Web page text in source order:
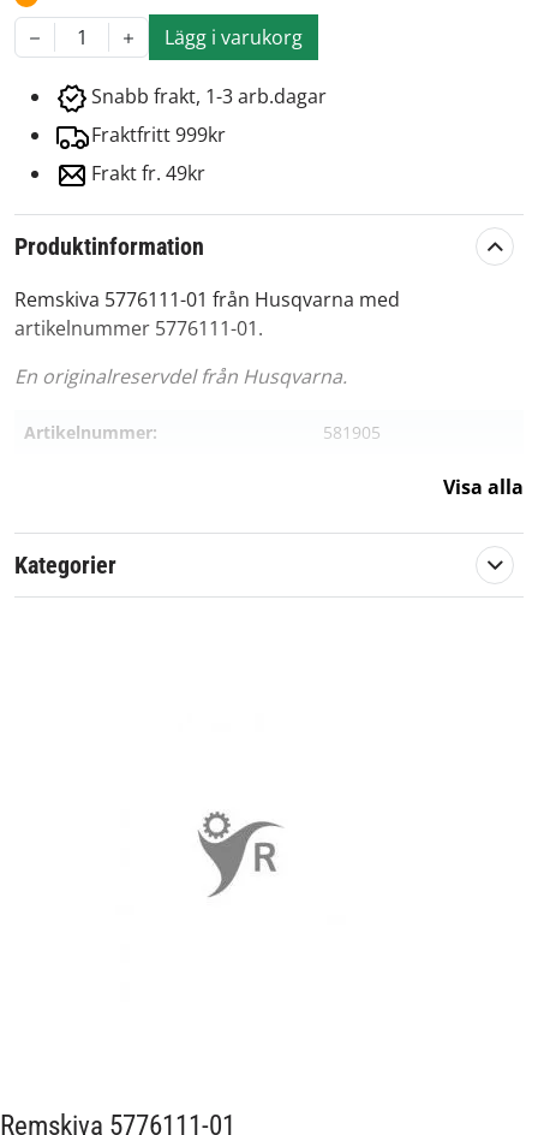
1 Lägg i varukorg
Snabb frakt, 1-3 arb.dagar
Fraktfritt 999kr
Frakt fr. 49kr
Produktinformation
Remskiva 5776111-01 från Husqvarna med
artikelnummer 5776111-01.
En originalreservdel från Husqvarna.
Artikelnummer:
581905
Visa alla
Kategorier
Remskiva 5776111-01